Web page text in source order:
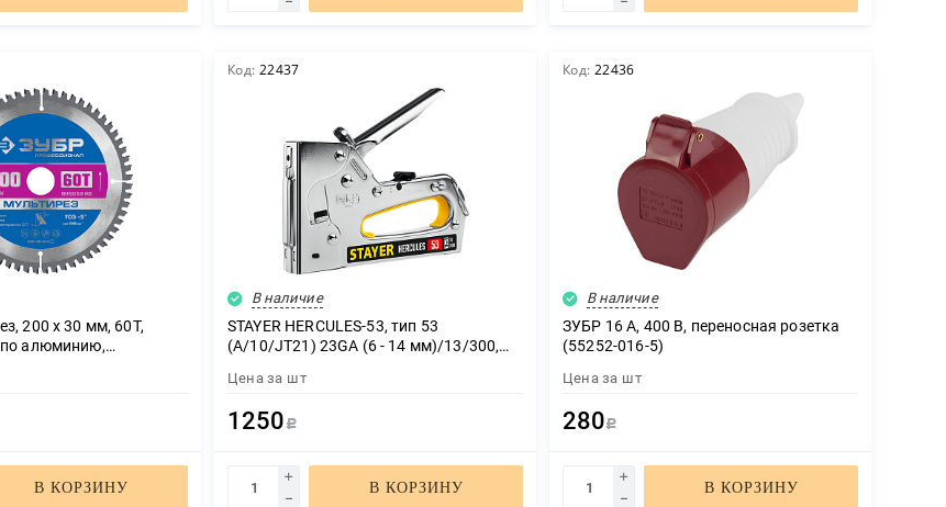
200 x 30 мм, 60Т,
алюминию,
В КОРЗИНУ
Код: 22437
В наличие
STAYER HERCULES-53, тип 53
(A/10/JT21) 23GA (6 - 14 мм)/13/300,
Professional (31519)
Цена за шт
1250 Р
В КОРЗИНУ
Код: 22436
В наличие
ЗУБР 16 A, 400 В, переносная розетка
(55252-016-5)
Цена за шт
280 Р
В КОРЗИНУ